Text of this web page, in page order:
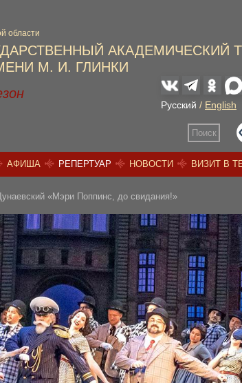
АКАДЕМИЧЕСКИЙ
М. И. ГЛИНКИ
области
Русский / English
Поиск
АФИША РЕПЕРТУАР НОВОСТИ ВИЗИТ В
«Мэри Поппинс, до свидания!»